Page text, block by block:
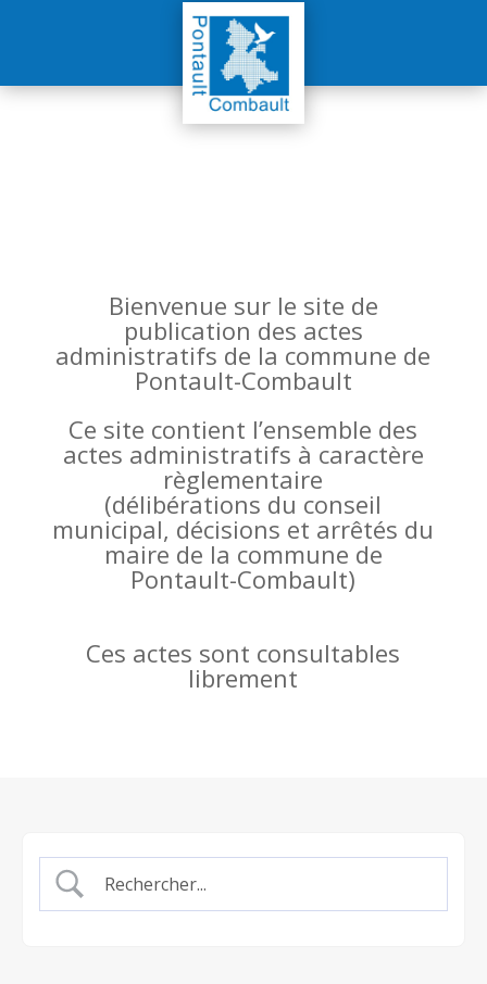
Bienvenue sur le site de
publication des actes
administratifs de la commune de
Pontault-Combault
Ce site contient l’ensemble des
actes administratifs à caractère
règlementaire
(délibérations du conseil
municipal, décisions et arrêtés du
maire de la commune de
Pontault-Combault)
Ces actes sont consultables
librement